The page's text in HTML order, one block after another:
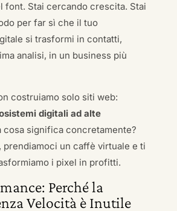
font. Stai cercando crescita. Stai
per far sì che il tuo
si trasformi in contatti,
analisi, in un business più
costruiamo solo siti web:
digitali ad alte
cosa significa concretamente?
prendiamoci un caffè virtuale e ti
i pixel in profitti.
Perché la
Velocità è Inutile